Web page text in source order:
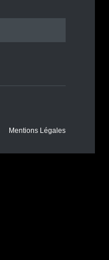
Mentions Légales